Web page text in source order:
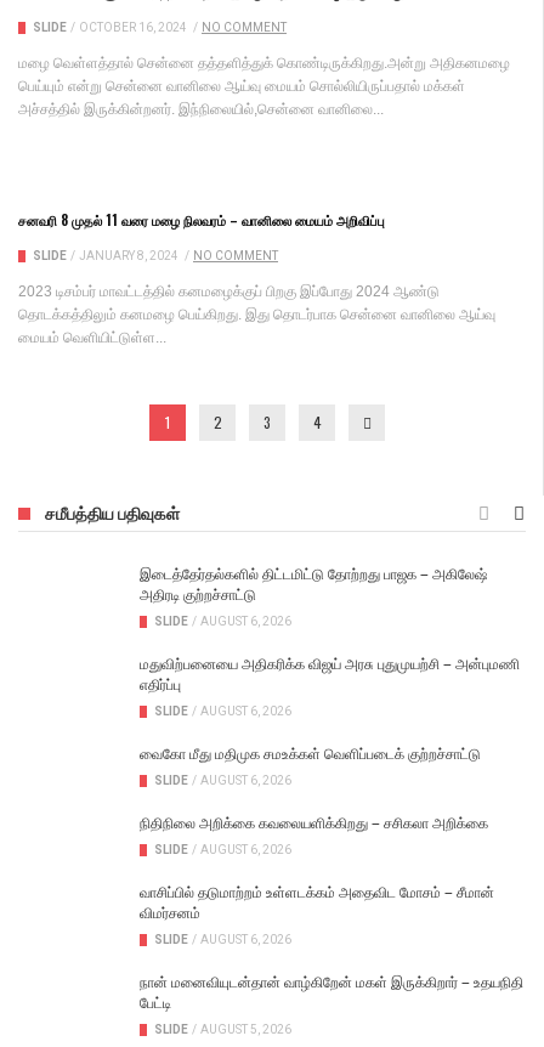
SLIDE / OCTOBER 16, 2024 / NO COMMENT
மழை வெள்ளத்தால் சென்னை தத்தளித்துக் கொண்டிருக்கிறது.அன்று அதிகனமழை
பெய்யும் என்று சென்னை வானிலை ஆய்வு மையம் சொல்லியிருப்பதால் மக்கள்
அச்சத்தில் இருக்கின்றனர். இந்நிலையில்,சென்னை வானிலை...
சனவரி 8 முதல் 11 வரை மழை நிலவரம் – வானிலை மையம் அறிவிப்பு
SLIDE / JANUARY 8, 2024 / NO COMMENT
2023 டிசம்பர் மாவட்டத்தில் கனமழைக்குப் பிறகு இப்போது 2024 ஆண்டு
தொடக்கத்திலும் கனமழை பெய்கிறது. இது தொடர்பாக சென்னை வானிலை ஆய்வு
மையம் வெளியிட்டுள்ள...
1 2 3 4
சமீபத்திய பதிவுகள்
இடைத்தேர்தல்களில் திட்டமிட்டு தோற்றது பாஜக – அகிலேஷ்
அதிரடி குற்றச்சாட்டு
SLIDE / AUGUST 6, 2026
மதுவிற்பனையை அதிகரிக்க விஜய் அரசு புதுமுயற்சி – அன்புமணி
எதிர்ப்பு
SLIDE / AUGUST 6, 2026
வைகோ மீது மதிமுக சமஉக்கள் வெளிப்படைக் குற்றச்சாட்டு
SLIDE / AUGUST 6, 2026
நிதிநிலை அறிக்கை கவலையளிக்கிறது – சசிகலா அறிக்கை
SLIDE / AUGUST 6, 2026
வாசிப்பில் தடுமாற்றம் உள்ளடக்கம் அதைவிட மோசம் – சீமான்
விமர்சனம்
SLIDE / AUGUST 6, 2026
நான் மனைவியுடன்தான் வாழ்கிறேன் மகள் இருக்கிறார் – உதயநிதி
பேட்டி
SLIDE / AUGUST 5, 2026